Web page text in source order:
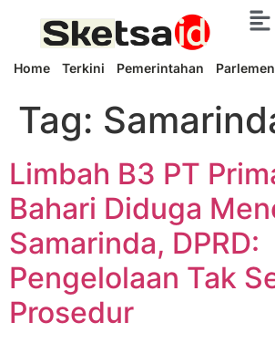
Home Terkini Pemerintahan Parlemen
Tag:
Limbah B3 PT
Bahari Diduga
Samarinda, DPRD:
Pengelolaan Tak
Prosedur